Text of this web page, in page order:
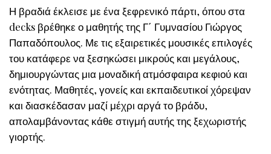
Η βραδιά έκλεισε με ένα ξεφρενικό πάρτι, όπου στα
decks βρέθηκε ο μαθητής της Γ΄ Γυμνασίου Γιώργος
Παπαδόπουλος. Με τις εξαιρετικές μουσικές επιλογές
του κατάφερε να ξεσηκώσει μικρούς και μεγάλους,
δημιουργώντας μια μοναδική ατμόσφαιρα κεφιού και
ενότητας. Μαθητές, γονείς και εκπαιδευτικοί χόρεψαν
και διασκέδασαν μαζί μέχρι αργά το βράδυ,
απολαμβάνοντας κάθε στιγμή αυτής της ξεχωριστής
γιορτής.